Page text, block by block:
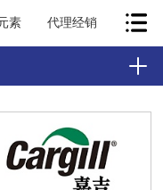
素 代理经销